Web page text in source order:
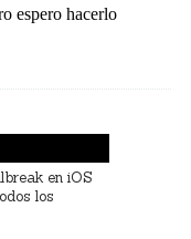
en iOS
los